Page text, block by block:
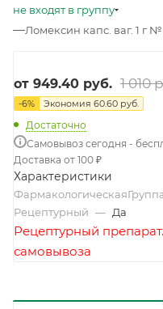
не входят в группу
—Ломексин капс. ваг. 1 г №
от 949.40 руб. 1 010
-6% Экономия 60.60 руб.
Достаточно
Самовывоз сегодня -
Доставка от 100 ₽
Характеристики
Рецептурный — Да
Рецептурный
самовывоза